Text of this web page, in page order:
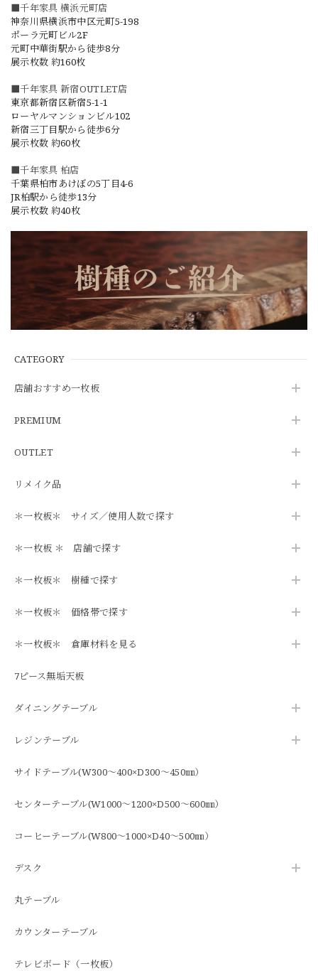
■千年家具 横浜元町店
神奈川県横浜市中区元町5-198
ポーラ元町ビル2F
元町中華街駅から徒歩8分
展示枚数 約160枚
■千年家具 新宿OUTLET店
東京都新宿区新宿5-1-1
ローヤルマンションビル102
新宿三丁目駅から徒歩6分
展示枚数 約60枚
■千年家具 柏店
千葉県柏市あけぼの5丁目4-6
JR柏駅から徒歩13分
展示枚数 約40枚
CATEGORY
店舗おすすめ一枚板
PREMIUM
OUTLET
リメイク品
＊一枚板＊ サイズ／使用人数で探す
＊一枚板 ＊ 店舗で探す
＊一枚板＊ 樹種で探す
＊一枚板＊ 価格帯で探す
＊一枚板＊ 倉庫材料を見る
7ピース無垢天板
ダイニングテーブル
レジンテーブル
サイドテーブル(W300～400×D300～450㎜）
センターテーブル(W1000～1200×D500～600㎜）
コーヒーテーブル(W800～1000×D40～500㎜）
デスク
丸テーブル
カウンターテーブル
テレビボード（一枚板）